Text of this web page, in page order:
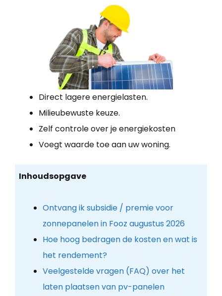
Direct lagere energielasten.
Milieubewuste keuze.
Zelf controle over je energiekosten
Voegt waarde toe aan uw woning.
Inhoudsopgave
Ontvang ik subsidie / premie voor
zonnepanelen in Fooz augustus 2026
Hoe hoog bedragen de kosten en wat is
het rendement?
Veelgestelde vragen (FAQ) over het
laten plaatsen van pv-panelen